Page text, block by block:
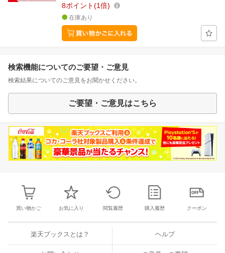
8ポイント 1倍
在庫あり
検索機能についてのご要望・ご意見
検索結果についてのご意見をお聞かせください。
ご要望・ご意見はこちら
買い物かご お気に入り 閲覧履歴 購入履歴 クーポン
楽天ブックスとは？ ヘルプ